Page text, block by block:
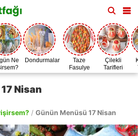
Ne
Dondurmalar
Taze
Fasulye
Zamanı
Çilekli
Tarifleri
Nisan
/ Günün Menüsü 17 Nisan